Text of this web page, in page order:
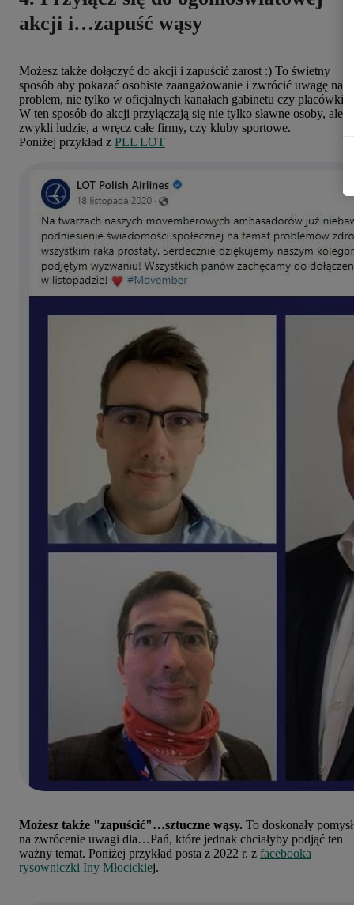
akcji i…zapuść wąsy
Możesz także dołączyć do akcji i zapuścić zarost :) To świetny
sposób aby pokazać osobiste zaangażowanie i zwrócić uwagę na
problem, nie tylko w oficjalnych kanałach gabinetu czy placówki.
W ten sposób do akcji przyłączają się nie tylko sławne osoby, ale
zwykli ludzie, a wręcz całe firmy, czy kluby sportowe.
Poniżej przykład z PLL LOT
Możesz także "zapuścić"…sztuczne wąsy. To doskonały pomysł
na zwrócenie uwagi dla…Pań, które jednak chciałyby podjąć ten
ważny temat. Poniżej przykład posta z 2022 r. z facebooka
rysowniczki Iny Młocickiej.